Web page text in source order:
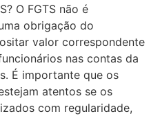
O FGTS não é
obrigação do
valor correspondente
nas contas da
É importante que os
atentos se os
com regularidade,